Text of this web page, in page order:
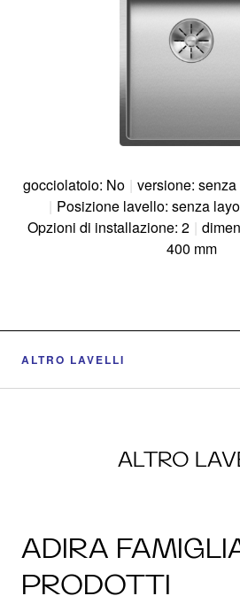
gocciolatoio: No | versione:
| Posizione lavello: senza
Opzioni di installazione: 2 |
400 mm
ALTRO LAVELLI
ALTRO
ADIRA
PRODOTTI